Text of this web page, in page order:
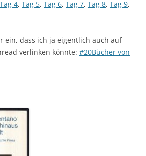
Tag 4, Tag 5, Tag 6, Tag 7, Tag 8, Tag 9,
ein, dass ich ja eigentlich auch auf
verlinken könnte: #20Bücher von